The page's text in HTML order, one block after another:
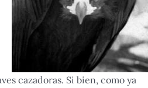
cazadoras. Si bien, como ya